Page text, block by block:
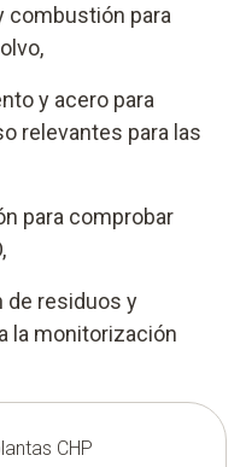
combustión para
y acero para
relevantes para las
para comprobar
de residuos y
la monitorización
CHP